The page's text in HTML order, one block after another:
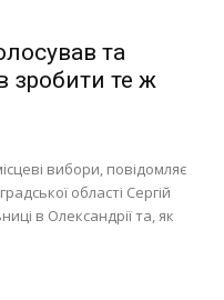
та
зробити те ж
вибори, повідомляє
області Сергій
в Олександрії та, як